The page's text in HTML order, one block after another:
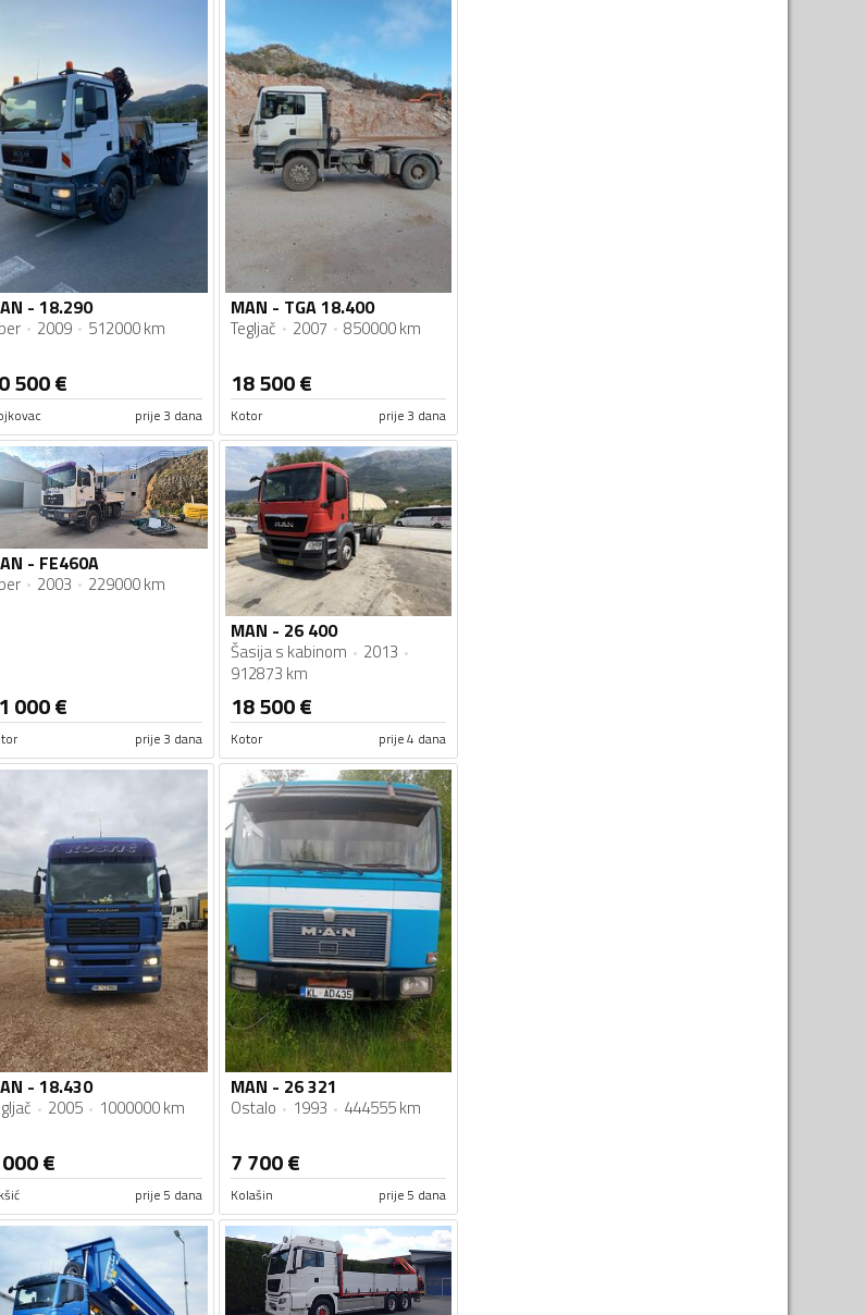
- 18.290
2009 512000 km
500€
prije 3 dana
MAN - TGA 18.400
Tegljač 2007 850000 km
18 500€
Kotor prije 3 dana
- FE460A
2003 229000 km
000€
prije 3 dana
MAN - 26 400
Šasija s kabinom
2013
912873 km
18 500€
Kotor prije 4 dana
- 18.430
2005 1000000 km
€
prije 5 dana
MAN - 26 321
Ostalo 1993 444555 km
7 700€
Kolašin prije 5 dana